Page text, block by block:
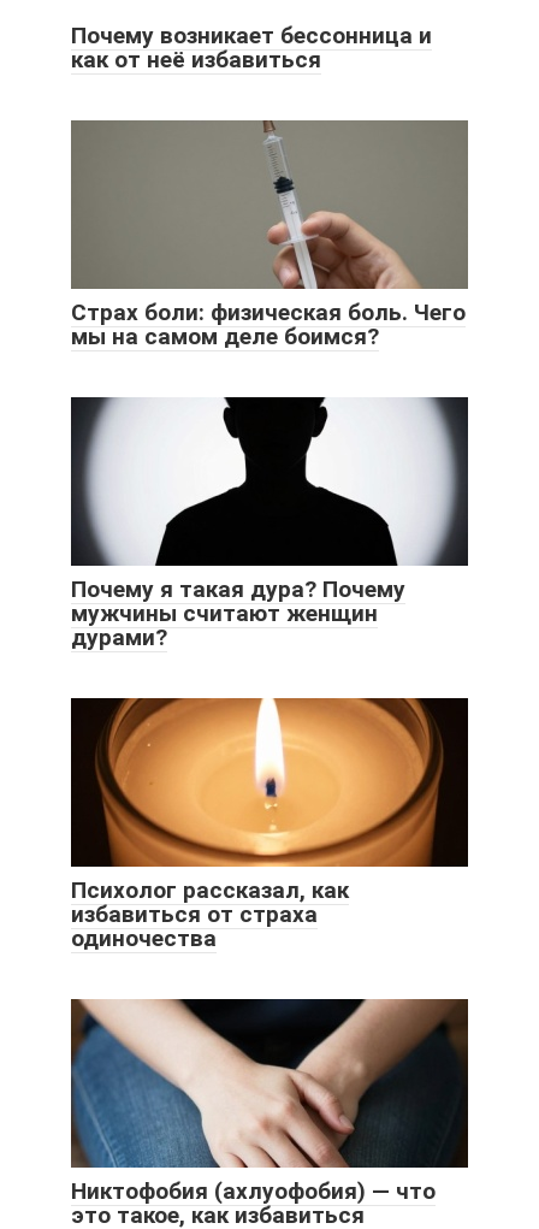
Почему возникает бессонница и
как от неё избавиться
Страх боли: физическая боль. Чего
мы на самом деле боимся?
Почему я такая дура? Почему
мужчины считают женщин
дурами?
Психолог рассказал, как
избавиться от страха
одиночества
Никтофобия (ахлуофобия) — что
это такое, как избавиться